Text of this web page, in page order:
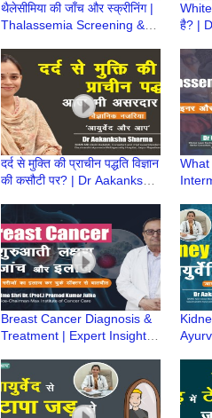
थैलेसीमिया की जाँच और स्क्रीनिंग |
Thalassemia Screening &
Kharya | Episode 4
है? |
दर्द से मुक्ति की प्राचीन पद्धति विज्ञान
की कसौटी पर? | Dr Aakanksha
Breast Cancer Diagnosis &
Treatment | Expert Insights
Pramod Kumar Julka